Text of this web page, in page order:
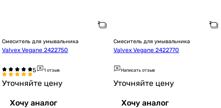
Смеситель для умывальника
Valvex Vegane 2422750
1 отзыв
Уточняйте цену
Хочу аналог
Смеситель для умывальника
Valvex Vegane 2422770
Написать отзыв
Уточняйте цену
Хочу аналог